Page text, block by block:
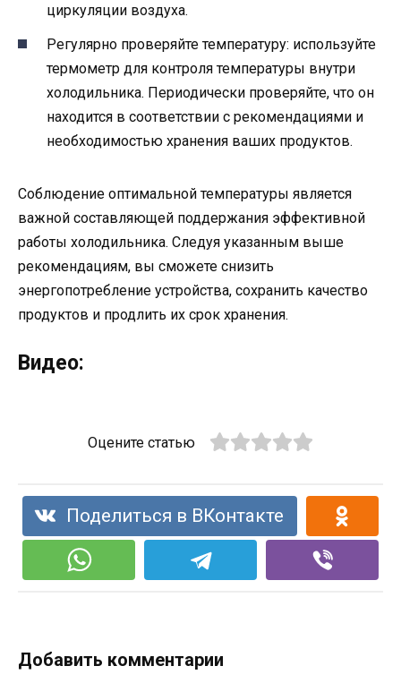
циркуляции воздуха.
Регулярно проверяйте температуру: используйте
термометр для контроля температуры внутри
холодильника. Периодически проверяйте, что он
находится в соответствии с рекомендациями и
необходимостью хранения ваших продуктов.
Соблюдение оптимальной температуры является
важной составляющей поддержания эффективной
работы холодильника. Следуя указанным выше
рекомендациям, вы сможете снизить
энергопотребление устройства, сохранить качество
продуктов и продлить их срок хранения.
Видео:
Оцените статью
Поделиться в ВКонтакте
Добавить комментарии